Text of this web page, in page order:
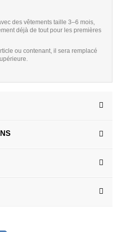
des vêtements taille 3–6 mois,
déjà de tout pour les premières
ou contenant, il sera remplacé